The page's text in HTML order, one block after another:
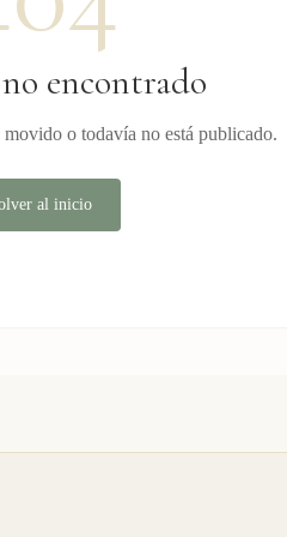
encontrado
o todavía no está publicado.
al inicio